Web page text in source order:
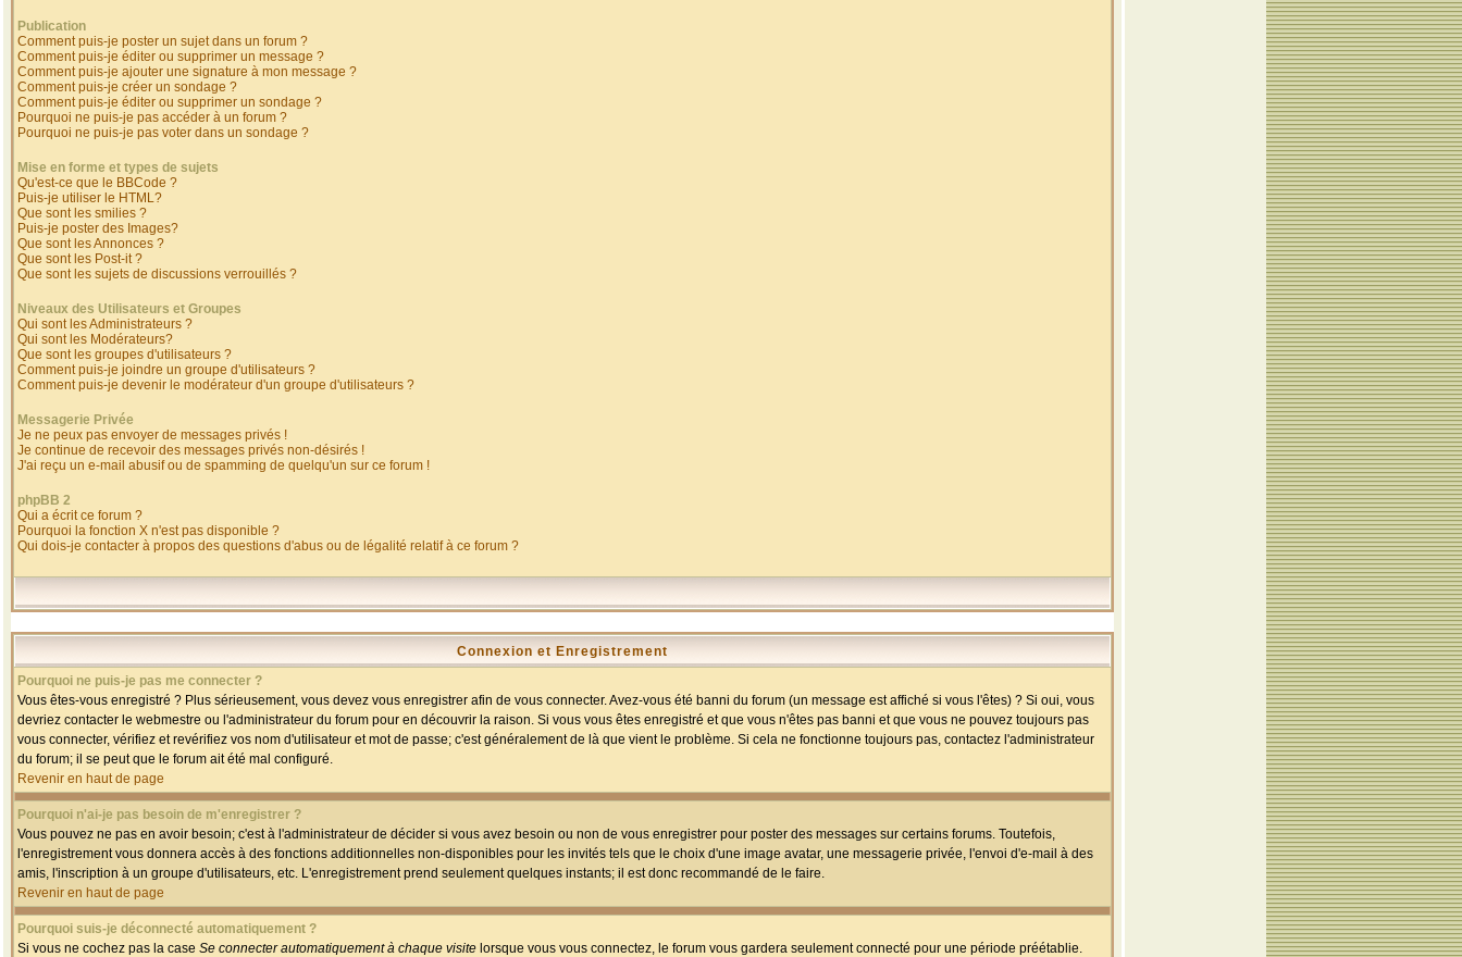
Publication
Comment puis-je poster un sujet dans un forum ?
Comment puis-je éditer ou supprimer un message ?
Comment puis-je ajouter une signature à mon message ?
Comment puis-je créer un sondage ?
Comment puis-je éditer ou supprimer un sondage ?
Pourquoi ne puis-je pas accéder à un forum ?
Pourquoi ne puis-je pas voter dans un sondage ?
Mise en forme et types de sujets
Qu'est-ce que le BBCode ?
Puis-je utiliser le HTML?
Que sont les smilies ?
Puis-je poster des Images?
Que sont les Annonces ?
Que sont les Post-it ?
Que sont les sujets de discussions verrouillés ?
Niveaux des Utilisateurs et Groupes
Qui sont les Administrateurs ?
Qui sont les Modérateurs?
Que sont les groupes d'utilisateurs ?
Comment puis-je joindre un groupe d'utilisateurs ?
Comment puis-je devenir le modérateur d'un groupe d'utilisateurs ?
Messagerie Privée
Je ne peux pas envoyer de messages privés !
Je continue de recevoir des messages privés non-désirés !
J'ai reçu un e-mail abusif ou de spamming de quelqu'un sur ce forum !
phpBB 2
Qui a écrit ce forum ?
Pourquoi la fonction X n'est pas disponible ?
Qui dois-je contacter à propos des questions d'abus ou de légalité relatif à ce forum ?
Connexion et Enregistrement
Pourquoi ne puis-je pas me connecter ?
Vous êtes-vous enregistré ? Plus sérieusement, vous devez vous enregistrer afin de vous connecter. Avez-vous été banni du forum (un message est affiché si vous l'êtes) ? Si oui, vous
devriez contacter le webmestre ou l'administrateur du forum pour en découvrir la raison. Si vous vous êtes enregistré et que vous n'êtes pas banni et que vous ne pouvez toujours pas
vous connecter, vérifiez et revérifiez vos nom d'utilisateur et mot de passe; c'est généralement de là que vient le problème. Si cela ne fonctionne toujours pas, contactez l'administrateur
du forum; il se peut que le forum ait été mal configuré.
Revenir en haut de page
Pourquoi n'ai-je pas besoin de m'enregistrer ?
Vous pouvez ne pas en avoir besoin; c'est à l'administrateur de décider si vous avez besoin ou non de vous enregistrer pour poster des messages sur certains forums. Toutefois,
l'enregistrement vous donnera accès à des fonctions additionnelles non-disponibles pour les invités tels que le choix d'une image avatar, une messagerie privée, l'envoi d'e-mail à des
amis, l'inscription à un groupe d'utilisateurs, etc. L'enregistrement prend seulement quelques instants; il est donc recommandé de le faire.
Revenir en haut de page
Pourquoi suis-je déconnecté automatiquement ?
Si vous ne cochez pas la case Se connecter automatiquement à chaque visite lorsque vous vous connectez, le forum vous gardera seulement connecté pour une période préétablie.